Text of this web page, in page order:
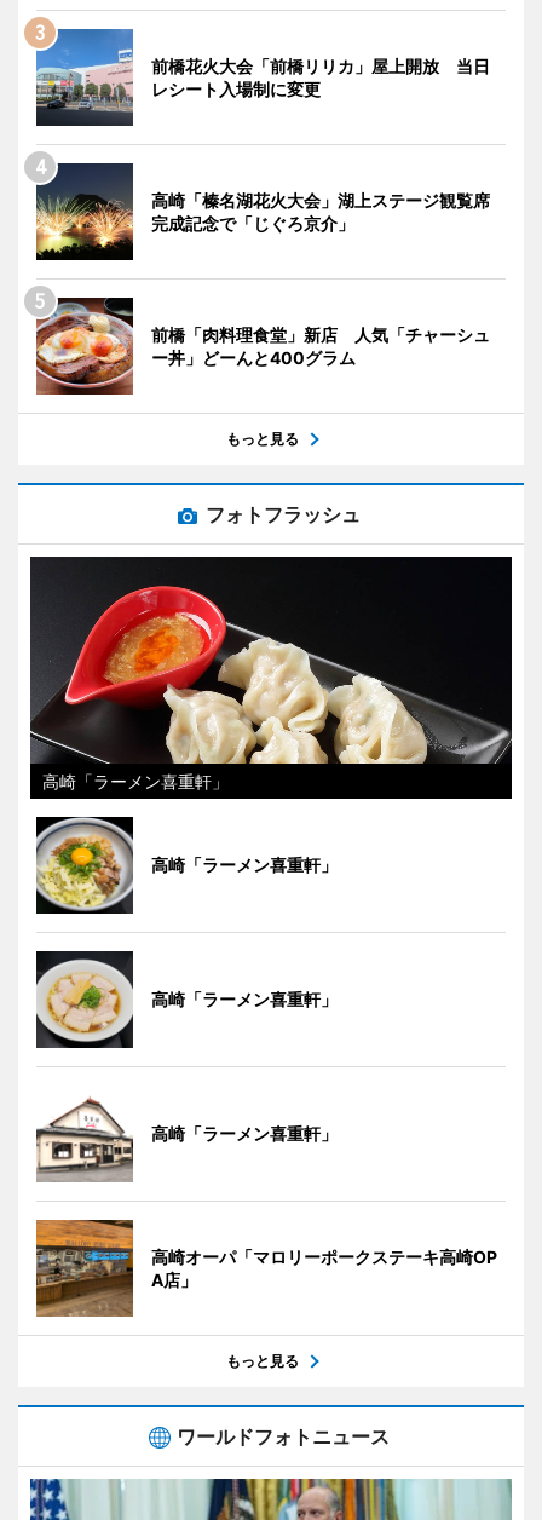
前橋花火大会「前橋リリカ」屋上開放 当日
レシート入場制に変更
高崎「榛名湖花火大会」湖上ステージ観覧席
完成記念で「じぐろ京介」
前橋「肉料理食堂」新店 人気「チャーシュ
ー丼」どーんと400グラム
もっと見る
フォトフラッシュ
高崎「ラーメン喜重軒」
高崎「ラーメン喜重軒」
高崎「ラーメン喜重軒」
高崎「ラーメン喜重軒」
高崎オーパ「マロリーポークステーキ高崎OP
A店」
もっと見る
ワールドフォトニュース